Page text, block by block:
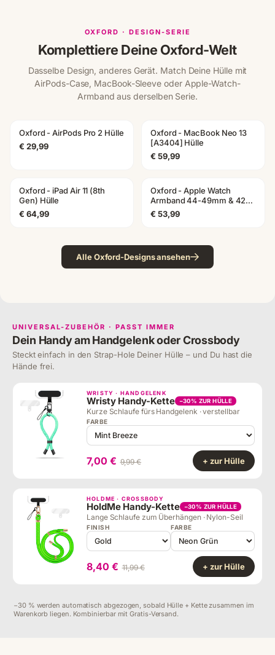
OXFORD · DESIGN-SERIE
Komplettiere Deine Oxford-Welt
Dasselbe Design, anderes Gerät. Match Deine Hülle mit
AirPods-Case, MacBook-Sleeve oder Apple-Watch-
Armband aus derselben Serie.
AIRPODS
Oxford - AirPods Pro 2 Hülle
€ 29,99
MACBOOK
Oxford - MacBook Neo 13
[A3404] Hülle
€ 59,99
IPAD
Oxford - iPad Air 11 (8th
Gen) Hülle
€ 64,99
APPLE WATCH
Oxford - Apple Watch
Armband 44-49mm & 42
(Serie 1-3)
€ 53,99
Alle Oxford-Designs ansehen
UNIVERSAL-ZUBEHÖR · PASST IMMER
Dein Handy am Handgelenk oder Crossbody
Steckt einfach in den Strap-Hole Deiner Hülle – und Du hast die
Hände frei.
WRISTY · HANDGELENK
Wristy Handy-Kette −30% ZUR HÜLLE
Kurze Schlaufe fürs Handgelenk · verstellbar
FARBE
7,00 € 9,99 € + zur Hülle
HOLDME · CROSSBODY
HoldMe Handy-Kette −30% ZUR HÜLLE
Lange Schlaufe zum Überhängen · Nylon-Seil
FINISH FARBE
8,40 € 11,99 € + zur Hülle
−30 % werden automatisch abgezogen, sobald Hülle + Kette zusammen im
Warenkorb liegen. Kombinierbar mit Gratis-Versand.